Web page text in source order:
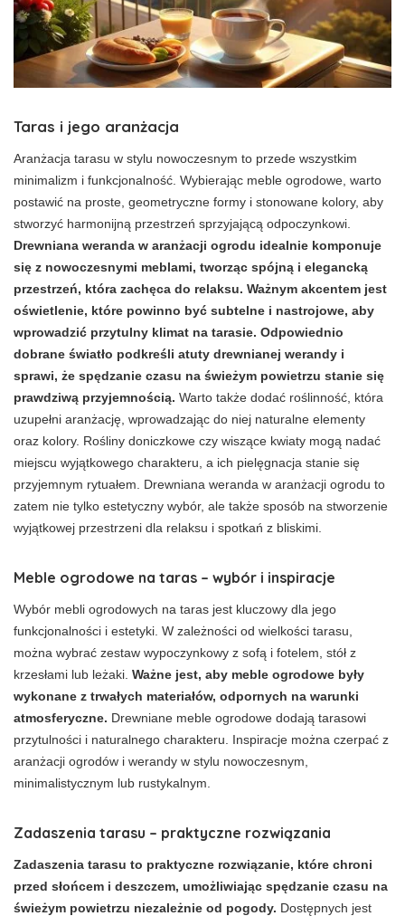
Taras i jego aranżacja
Aranżacja tarasu w stylu nowoczesnym to przede wszystkim
minimalizm i funkcjonalność. Wybierając meble ogrodowe, warto
postawić na proste, geometryczne formy i stonowane kolory, aby
stworzyć harmonijną przestrzeń sprzyjającą odpoczynkowi.
Drewniana weranda w aranżacji ogrodu idealnie komponuje
się z nowoczesnymi meblami, tworząc spójną i elegancką
przestrzeń, która zachęca do relaksu. Ważnym akcentem jest
oświetlenie, które powinno być subtelne i nastrojowe, aby
wprowadzić przytulny klimat na tarasie. Odpowiednio
dobrane światło podkreśli atuty drewnianej werandy i
sprawi, że spędzanie czasu na świeżym powietrzu stanie się
prawdziwą przyjemnością. Warto także dodać roślinność, która
uzupełni aranżację, wprowadzając do niej naturalne elementy
oraz kolory. Rośliny doniczkowe czy wiszące kwiaty mogą nadać
miejscu wyjątkowego charakteru, a ich pielęgnacja stanie się
przyjemnym rytuałem. Drewniana weranda w aranżacji ogrodu to
zatem nie tylko estetyczny wybór, ale także sposób na stworzenie
wyjątkowej przestrzeni dla relaksu i spotkań z bliskimi.
Meble ogrodowe na taras – wybór i inspiracje
Wybór mebli ogrodowych na taras jest kluczowy dla jego
funkcjonalności i estetyki. W zależności od wielkości tarasu,
można wybrać zestaw wypoczynkowy z sofą i fotelem, stół z
krzesłami lub leżaki. Ważne jest, aby meble ogrodowe były
wykonane z trwałych materiałów, odpornych na warunki
atmosferyczne. Drewniane meble ogrodowe dodają tarasowi
przytulności i naturalnego charakteru. Inspiracje można czerpać z
aranżacji ogrodów i werandy w stylu nowoczesnym,
minimalistycznym lub rustykalnym.
Zadaszenia tarasu – praktyczne rozwiązania
Zadaszenia tarasu to praktyczne rozwiązanie, które chroni
przed słońcem i deszczem, umożliwiając spędzanie czasu na
świeżym powietrzu niezależnie od pogody. Dostępnych jest